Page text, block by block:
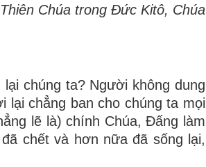
Chúa trong Ðức Kitô, Chúa
chúng ta? Người không dung
chẳng ban cho chúng ta mọi
lẽ là) chính Chúa, Ðấng làm
chết và hơn nữa đã sống lại,